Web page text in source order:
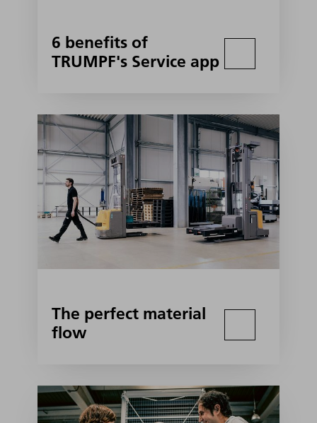
6 benefits of
TRUMPF's Service app
The perfect material
flow